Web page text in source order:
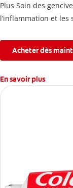
Plus Soin des
l’inflammation et les
l’érosion de l’émail.
Acheter dès
En savoir plus